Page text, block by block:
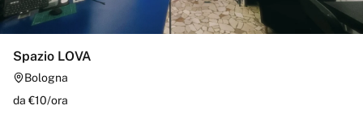
Spazio LOVA
Bologna
da €10/ora